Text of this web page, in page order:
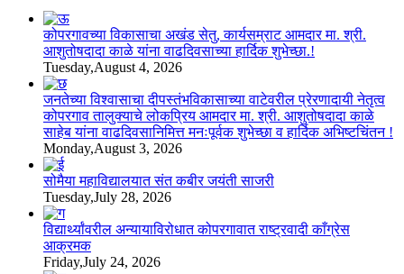
कोपरगावच्या विकासाचा अखंड सेतु, कार्यसम्राट आमदार मा. श्री.
आशुतोषदादा काळे यांना वाढदिवसाच्या हार्दिक शुभेच्छा.!
Tuesday,August 4, 2026
जनतेच्या विश्वासाचा दीपस्तंभविकासाच्या वाटेवरील प्रेरणादायी नेतृत्व
कोपरगाव तालुक्याचे लोकप्रिय आमदार मा. श्री. आशुतोषदादा काळे
साहेब यांना वाढदिवसानिमित्त मनःपूर्वक शुभेच्छा व हार्दिक अभिष्टचिंतन !
Monday,August 3, 2026
सोमैया महाविद्यालयात संत कबीर जयंती साजरी
Tuesday,July 28, 2026
विद्यार्थ्यांवरील अन्यायाविरोधात कोपरगावात राष्ट्रवादी काँग्रेस
आक्रमक
Friday,July 24, 2026